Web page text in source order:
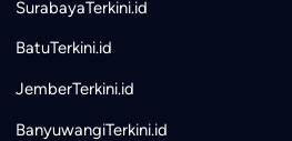
SurabayaTerkini.id
BatuTerkini.id
JemberTerkini.id
BanyuwangiTerkini.id